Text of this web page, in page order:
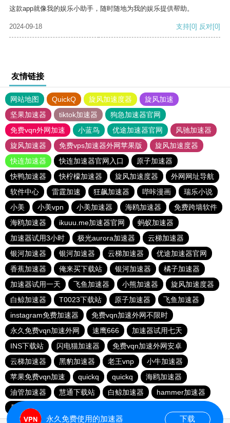
这款app就像我的娱乐小助手，随时随地为我的娱乐提供帮助。
2024-09-18 支持[0] 反对[0]
友情链接
网站地图 QuickQ 旋风加速度器
旋风加速
坚果加速器
tiktok加速器
狗急加速器官网
免费vqn外网加速
小蓝鸟 优途加速器官网
风驰加速器
旋风加速器
免费vps加速器外网苹果版
旋风加速度器
快连加速器
快连加速器官网入口
原子加速器
快鸭加速器
快柠檬加速器 旋风加速度器
外网网址导航
软件中心
雷霆加速 狂飙加速器 哔咔漫画
瑞乐小说
小美
小美vpn 小美加速器 海鸥加速器
免费跨墙软件
海鸥加速器
ikuuu.me加速器官网
蚂蚁加速器
加速器试用3小时
极光aurora加速器
云梯加速器
银河加速器
银河加速器 云梯加速器
优途加速器官网
香蕉加速器
俺来买下载站 银河加速器
橘子加速器
加速器试用一天
飞鱼加速器 小熊加速器
旋风加速度器
白鲸加速器
T0023下载站 原子加速器
飞鱼加速器
instagram免费加速器
免费vqn加速外网不限时
永久免费vqn加速外网
速鹰666
加速器试用七天
INS下载站
闪电猫加速器
免费vqn加速外网安卓
云梯加速器
黑豹加速器 老王vnp
小牛加速器
苹果免费vqn加速
quickq quickq
海鸥加速器
油管加速器
慧通下载站 白鲸加速器
hammer加速器
暴雪加速器vp
永久免费使用的加速器 下载